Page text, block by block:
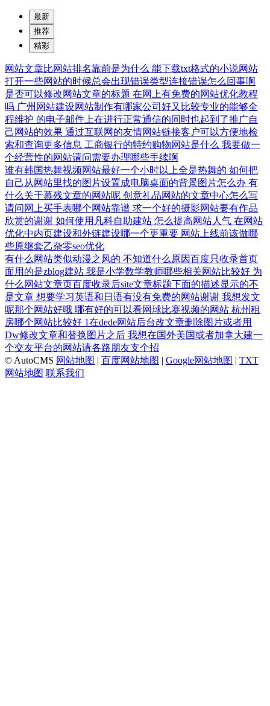
最新
推荐
精彩
网站文章比网站排名靠前是为什么 能下载txt格式的小说网站
打开一些网站的时候总会出现错误类型连接错误怎么回事啊
是否可以修改网站文章的标题 在网上有免费的网站优化教程
吗 广州网站建设网站制作有哪家公司好又比较专业的能够全
程维护 的电子邮件上在进行正常通信的同时也起到了推广自
己网站的效果 通过互联网的友情网站链接客户可以方便地检
索和查询更多信息 工商银行的特约购物网站是什么 我要做一
个经营性的网站请问需要办理哪些手续啊
谁有韩国热舞视频网站最好一个小时以上全是热舞的 如何把
自己从网站里找的图片设置成电脑桌面的背景图片怎么办 有
什么关于慕残文章的网站呢 创意礼品网站的文章中心怎么写
请问网上买手表哪个网站靠谱 求一个好的摄影网站要有作品
欣赏的谢谢 如何使用凡科自助建站 怎么提高网站人气 在网站
优化中内页建设和外链建设哪一个更重要 网站上线前该做哪
些原继套乙杂零seo优化
有什么网站类似动漫之风的 不知道什么原因百度只收录首页
面用的是zblog建站 我是小学数学教师哪些相关网站比较好 为
什么网站文章页百度收录后site文章标题下面的描述显示的不
是文章 想要学习英语和日语有没有免费的网站谢谢 我想发文
呢那个网站好哦 哪有好的可以看网球比赛视频的网站 杭州租
房哪个网站比较好 1在dede网站后台改文章删除图片或者用
Dw修改文章和替换图片之后 我想在国外美国或者加拿大建一
个交友平台的网站请各路朋友支个招
© AutoCMS 网站地图 | 百度网站地图 | Google网站地图 | TXT
网站地图 联系我们